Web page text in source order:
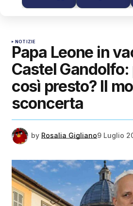
NOTIZIE
Papa Leone in
Castel
così presto? Il
sconcerta
by Rosalia Gigliano9 Luglio